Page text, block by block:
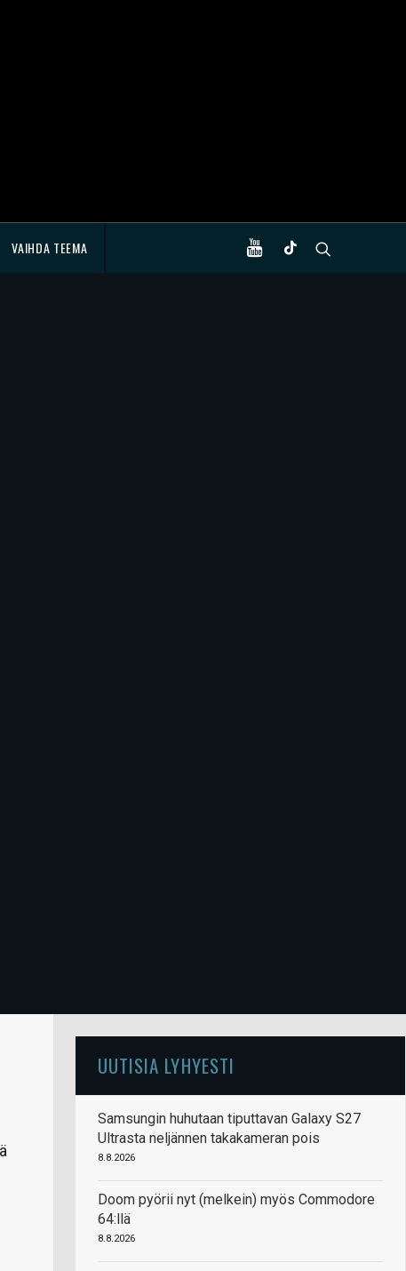
VAIHDA TEEMA
UUTISIA LYHYESTI
Samsungin huhutaan tiputtavan Galaxy S27
Ultrasta neljännen takakameran pois
8.8.2026
Doom pyörii nyt (melkein) myös Commodore
64:llä
8.8.2026